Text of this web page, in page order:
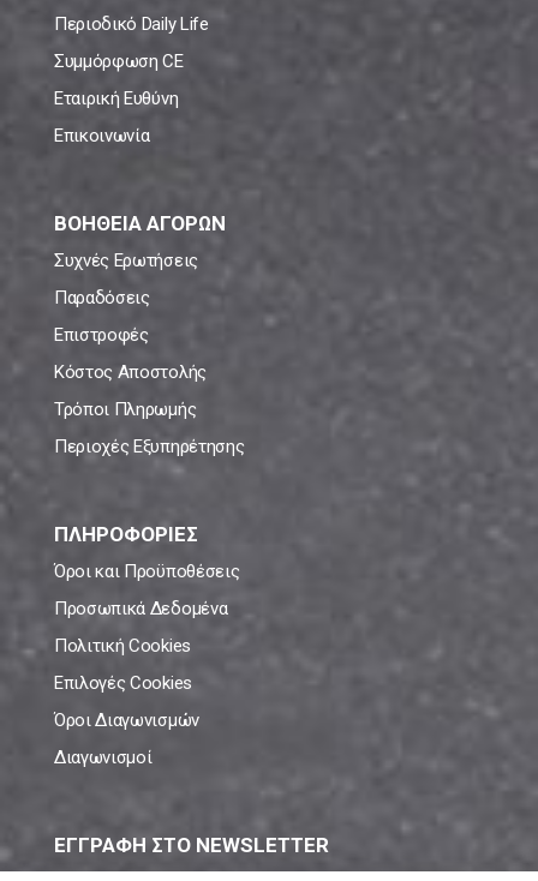
Περιοδικό Daily Life
Συμμόρφωση CE
Εταιρική Ευθύνη
Επικοινωνία
ΒΟΗΘΕΙΑ ΑΓΟΡΩΝ
Συχνές Ερωτήσεις
Παραδόσεις
Επιστροφές
Κόστος Αποστολής
Τρόποι Πληρωμής
Περιοχές Εξυπηρέτησης
ΠΛΗΡΟΦΟΡΙΕΣ
Όροι και Προϋποθέσεις
Προσωπικά Δεδομένα
Πολιτική Cookies
Επιλογές Cookies
Όροι Διαγωνισμών
Διαγωνισμοί
ΕΓΓΡΑΦΗ ΣΤΟ NEWSLETTER